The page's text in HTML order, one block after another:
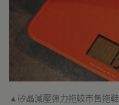
▲矽晶減壓彈力拖較市售拖鞋